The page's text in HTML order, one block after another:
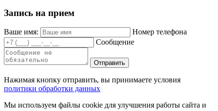
Запись на прием
Ваше имя:
Номер телефона
Сообщение
Отправить
Нажимая кнопку отправить, вы принимаете условия
политики обработки данных
Мы используем файлы cookie для улучшения работы сайта и